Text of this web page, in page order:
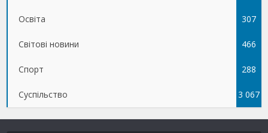
Освіта 307
Світові новини 466
Спорт 288
Суспільство 3 067